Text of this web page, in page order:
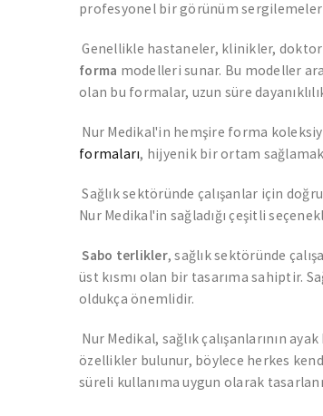
profesyonel bir görünüm
Genellikle hastaneler, klinikler, doktor
forma modelleri sunar. Bu modeller
olan bu formalar, uzun süre
Nur Medikal'in hemşire forma
formaları, hijyenik bir ortam
Sağlık sektöründe çalışanlar için
Nur Medikal'in sağladığı çeşitli
Sabo terlikler, sağlık sektöründe
üst kısmı olan bir tasarıma sahiptir.
oldukça önemlidir.
Nur Medikal, sağlık çalışanlarının
özellikler bulunur, böylece herkes
süreli kullanıma uygun olarak